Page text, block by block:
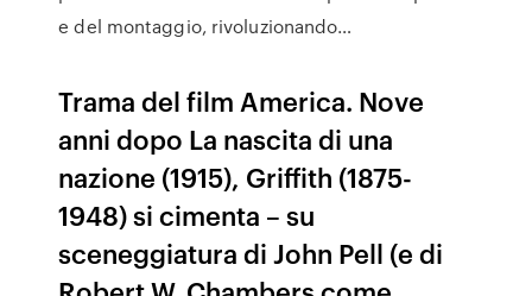
e del montaggio, rivoluzionando…
Trama del film America. Nove
anni dopo La nascita di una
nazione (1915), Griffith (1875-
1948) si cimenta – su
sceneggiatura di John Pell (e di